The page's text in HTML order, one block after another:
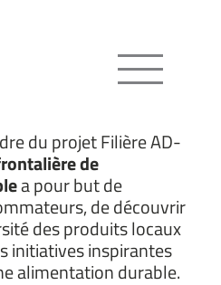
Menu
du projet Filière AD-
de
a pour but de
de découvrir
des produits locaux
initiatives inspirantes
alimentation durable.